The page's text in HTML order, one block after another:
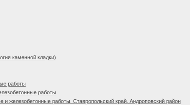
каменной кладки)
работы
работы
железобетонные работы. Ставропольский край. Андроповский район